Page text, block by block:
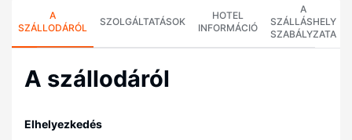
A
SZÁLLODÁRÓL
SZOLGÁLTATÁSOK
HOTEL
INFORMÁCIÓ
A
SZÁLLÁSHELY
SZABÁLYZATA
A szállodáról
Elhelyezkedés